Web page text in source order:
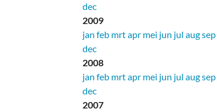
dec
2009
jan feb mrtapr mei jun jul augsep
dec
2008
jan feb mrtapr mei jun jul augsep
dec
2007